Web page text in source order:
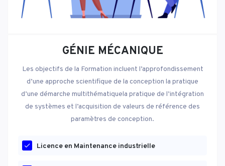
GÉNIE MÉCANIQUE
Les objectifs de la Formation incluent l’approfondissement
d’une approche scientifique de la conception la pratique
d’une démarche multithématiquela pratique de l’intégration
de systèmes et l’acquisition de valeurs de référence des
paramètres de conception.
Licence en Maintenance industrielle